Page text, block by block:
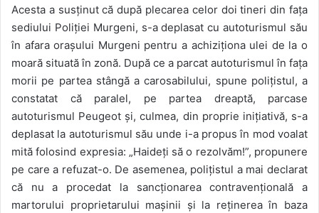
Acesta a susținut că după plecarea celor doi tineri din fața
sediului Poliției Murgeni, s-a deplasat cu autoturismul său
în afara orașului Murgeni pentru a achiziționa ulei de la o
moară situată în zonă. După ce a parcat autoturismul în fața
morii pe partea stângă a carosabilului, spune polițistul, a
constatat că paralel, pe partea dreaptă, parcase
autoturismul Peugeot și, culmea, din proprie inițiativă, s-a
deplasat la autoturismul său unde i-a propus în mod voalat
mită folosind expresia: „Haideți să o rezolvăm!”, propunere
pe care a refuzat-o. De asemenea, polițistul a mai declarat
că nu a procedat la sancționarea contravențională a
martorului proprietarului mașinii și la reținerea în baza